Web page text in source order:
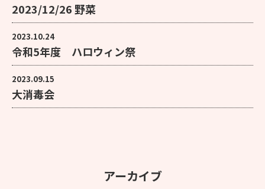
2023/12/26 野菜
2023.10.24
令和5年度 ハロウィン祭
2023.09.15
大消毒会
アーカイブ